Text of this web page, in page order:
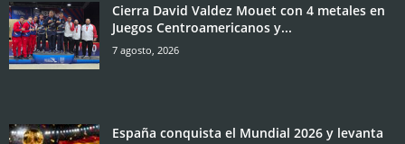
Cierra David Valdez Mouet con 4 metales en
Juegos Centroamericanos y...
7 agosto, 2026
España conquista el Mundial 2026 y levanta